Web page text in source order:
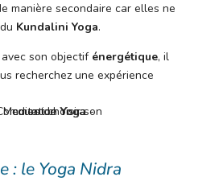
manière secondaire car elles ne
Kundalini Yoga.
avec son objectifénergétique, il
recherchez une expérience
: le Yoga Nidra